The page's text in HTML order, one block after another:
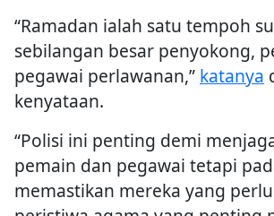
“Ramadan ialah satu tempoh
sebilangan besar penyokong,
pegawai perlawanan,” katanya
kenyataan.
“Polisi ini penting demi
pemain dan pegawai tetapi
memastikan mereka yang